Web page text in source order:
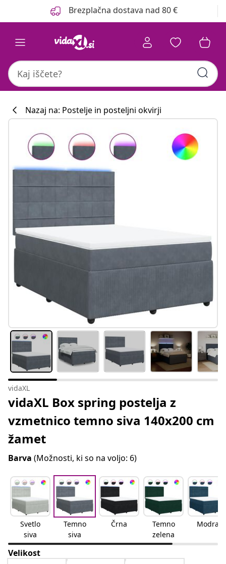
Brezplačna dostava nad 80 €
Nazaj na: Postelje in posteljni okvirji
vidaXL
vidaXL Box spring postelja z
vzmetnico temno siva 140x200 cm
žamet
Barva (Možnosti, ki so na voljo: 6)
Svetlo
siva
Temno
siva
Črna
Temno
zelena
Modra
Velikost